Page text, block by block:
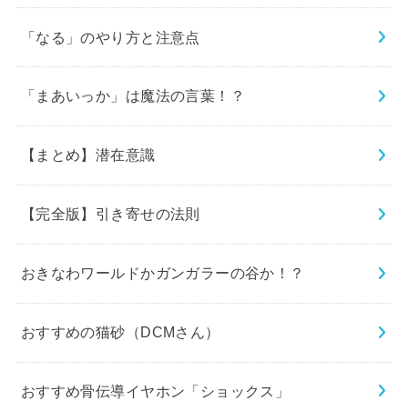
「なる」のやり方と注意点
「まあいっか」は魔法の言葉！？
【まとめ】潜在意識
【完全版】引き寄せの法則
おきなわワールドかガンガラーの谷か！？
おすすめの猫砂（DCMさん）
おすすめ骨伝導イヤホン「ショックス」